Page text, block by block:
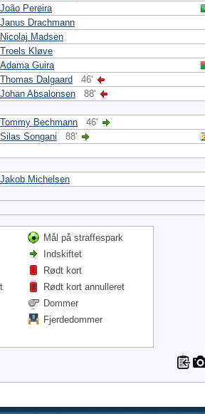
João Pereira
Janus Drachmann
Nicolaj Madsen
Troels Kløve
Adama Guira
Thomas Dalgaard
46'
Johan Absalonsen 88'
Tommy Bechmann
46'
Silas Songani
88'
Jakob Michelsen
Mål på straffespark
Indskiftet
Rødt kort
Rødt kort annulleret
Dommer
Fjerdedommer